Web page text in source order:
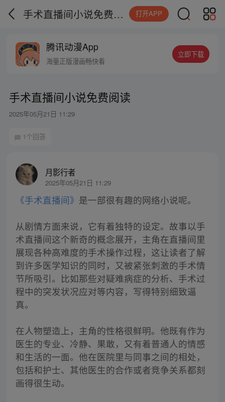
手术直播间小说免费阅读 打开APP
腾讯动漫App
海量正版漫画畅快看
立即下载
手术直播间小说免费阅读
2025年05月21日 11:29
1个回答
月影行者
2025年05月21日 11:29
《手术直播间》 是一部很有趣的网络小说呢。
从剧情方面来说，它有着独特的设定。故事以手
术直播间这个新奇的概念展开，主角在直播间里
展现各种高难度的手术操作过程，这让读者了解
到许多医学知识的同时，又被紧张刺激的手术情
节所吸引。比如那些对疑难病症的分析、手术过
程中的突发状况应对等内容，写得特别细致逼
真。
在人物塑造上，主角的性格很鲜明。他既有作为
医生的专业、冷静、果敢，又有着普通人的情感
和生活的一面。他在医院里与同事之间的相处，
包括和护士、其他医生的合作或者竞争关系都刻
画得很生动。